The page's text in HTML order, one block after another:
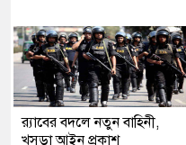
র‍্যাবের বদলে নতুন বাহিনী,
খসড়া আইন প্রকাশ